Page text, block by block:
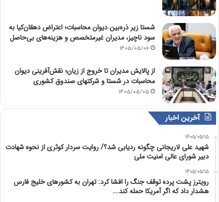
شستا زیر ذره‌بین دیوان محاسبات؛ اعتراض دهقان‌کیا به
سود ناچیز، مدیران غیرمتخصص و هزینه‌های بی‌حاصل
1405/05/06
از پالایش مدیران تا خروج از زیان؛ نقش‌آفرینی دیوان
محاسبات در شستا و شرکتهای صندوق کشوری
1405/05/05
آخرین اخبار
1405/05/15
شهید علی لاریجانی چگونه ردیابی شد؟/ روایت سردار کوثری از نحوه شهادت
دبیر شورای عالی امنیت ملی
1405/05/15
رویترز پشت پرده توقف جنگ را افشا کرد: تهران به کشورهای خلیج فارس
هشدار داد که اگر آمریکا حمله کند….